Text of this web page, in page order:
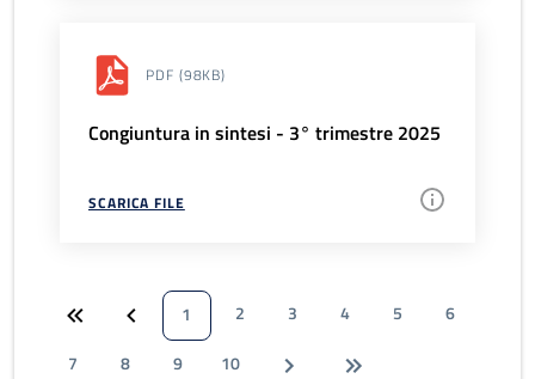
PDF (98KB)
Congiuntura in sintesi - 3° trimestre 2025
SCARICA FILE
1 2 3 4 5
6
7
8 9 10